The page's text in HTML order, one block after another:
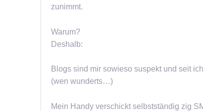
zunimmt.
Warum?
Deshalb:
Blogs sind mir sowieso suspekt und seit ich
(wen wunderts…)
Mein Handy verschickt selbstständig zig